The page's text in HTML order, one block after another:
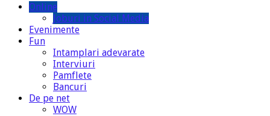
Online
Joburi in Social Media
Evenimente
Fun
Intamplari adevarate
Interviuri
Pamflete
Bancuri
De pe net
WOW